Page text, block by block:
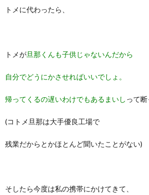
トメに代わったら、
トメが旦那くんも子供じゃないんだから
自分でどうにかさせればいいでしょ。
帰ってくるの遅いわけでもあるまいし って断
(コトメ旦那は大手優良工場で
残業だからとかほとんど聞いたことがない)
そしたら今度は私の携帯にかけてきて、